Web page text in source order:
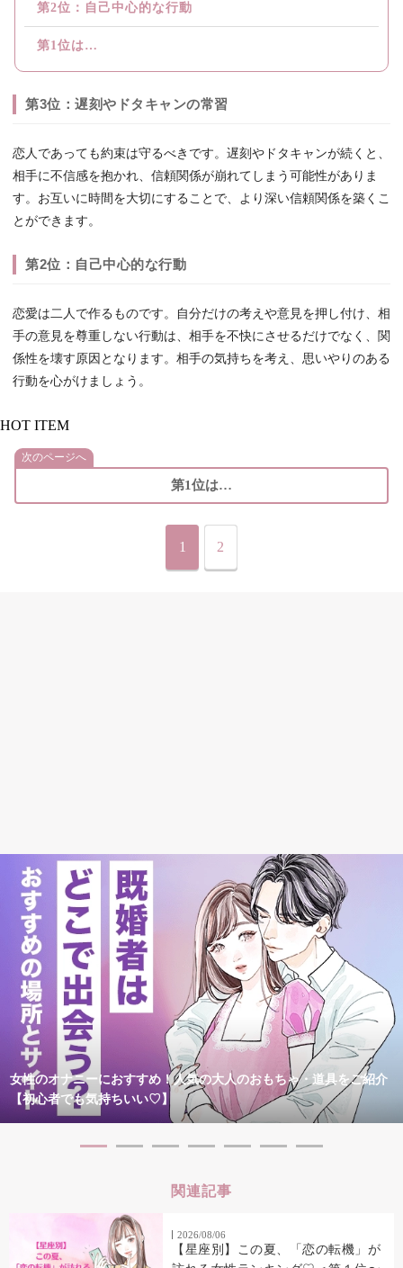
第2位：自己中心的な行動
第1位は…
第3位：遅刻やドタキャンの常習
恋人であっても約束は守るべきです。遅刻やドタキャンが続くと、
相手に不信感を抱かれ、信頼関係が崩れてしまう可能性がありま
す。お互いに時間を大切にすることで、より深い信頼関係を築くこ
とができます。
第2位：自己中心的な行動
恋愛は二人で作るものです。自分だけの考えや意見を押し付け、相
手の意見を尊重しない行動は、相手を不快にさせるだけでなく、関
係性を壊す原因となります。相手の気持ちを考え、思いやりのある
行動を心がけましょう。
HOT ITEM
次のページへ
第1位は…
1 2
女性のオナニーにおすすめ！人気の大人のおもちゃ・道具をご紹介
【初心者でも気持ちいい♡】
関連記事
2026/08/06
【星座別】この夏、「恋の転機」が